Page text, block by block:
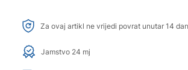
Za ovaj artikl ne vrijedi povrat unutar 14
Jamstvo 24 mj